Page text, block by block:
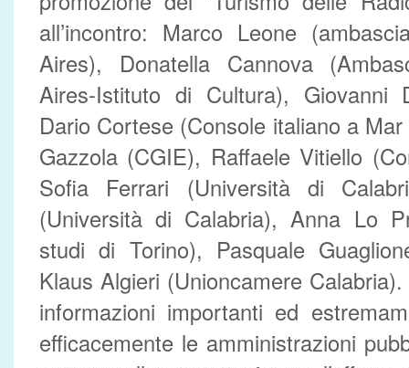
all’incontro: Marco Leone
Aires), Donatella Cannova
Aires-Istituto di Cultura), Giovanni
Dario Cortese (Console italiano a
Gazzola (CGIE), Raffaele Vitiello
Sofia Ferrari (Università di
(Università di Calabria), Anna Lo
studi di Torino), Pasquale
Klaus Algieri (Unioncamere
informazioni importanti ed
efficacemente le amministrazioni